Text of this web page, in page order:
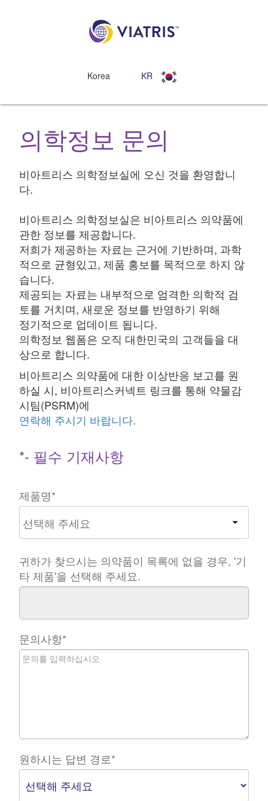
Korea KR
의학정보 문의
비아트리스 의학정보실에 오신 것을 환영합니
다.
비아트리스 의학정보실은 비아트리스 의약품에
관한 정보를 제공합니다.
저희가 제공하는 자료는 근거에 기반하며, 과학
적으로 균형있고, 제품 홍보를 목적으로 하지 않
습니다.
제공되는 자료는 내부적으로 엄격한 의학적 검
토를 거치며, 새로운 정보를 반영하기 위해
정기적으로 업데이트 됩니다.
의학정보 웹폼은 오직 대한민국의 고객들을 대
상으로 합니다.
비아트리스 의약품에 대한 이상반응 보고를 원
하실 시, 비아트리스커넥트 링크를 통해 약물감
시팀(PSRM)에
연락해 주시기 바랍니다.
*- 필수 기재사항
제품명*
귀하가 찾으시는 의약품이 목록에 없을 경우, '기
타 제품'을 선택해 주세요.
문의사항*
원하시는 답변 경로*